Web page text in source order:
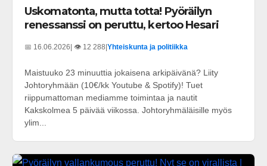
Uskomatonta, mutta totta! Pyöräilyn
renessanssi on peruttu, kertoo Hesari
📅 16.06.2026| 👁️ 12 288|Yhteiskunta ja politiikka
Maistuuko 23 minuuttia jokaisena arkipäivänä? Liity
Johtoryhmään (10€/kk Youtube & Spotify)! Tuet
riippumattoman mediamme toimintaa ja nautit
Kakskolmea 5 päivää viikossa. Johtoryhmäläisille myös
ylim...